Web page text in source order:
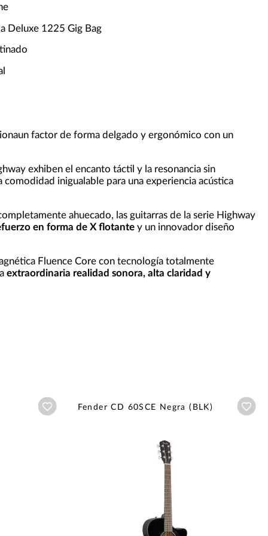
Deluxe 1225 Gig Bag
factor de forma delgado y ergonómico con un
exhiben el encanto táctil y la resonancia sin
inigualable para una experiencia acústica
ahuecado, las guitarras de la serie Highway
en forma de X flotantey un innovador diseño
Fluence Core con tecnología totalmente
extraordinaria realidad sonora, alta claridad y
Añadir a wishlist
Fender CD 60SCE Negra (BLK)